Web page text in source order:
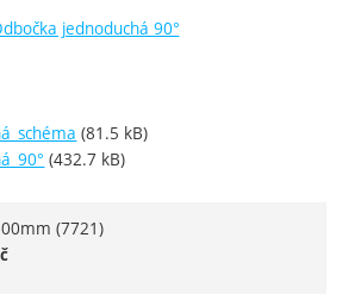
(81.5 kB)
(432.7 kB)
(7721)